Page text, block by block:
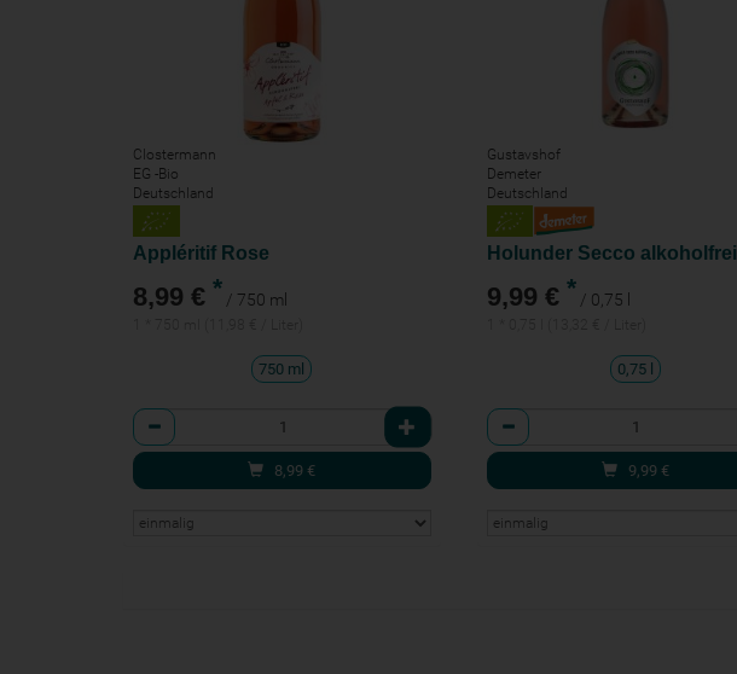
Clostermann
EG -Bio
Deutschland
Appléritif Rose
8,99 € * / 750 ml
750 ml
Anzahl
8,99 €
Gustavshof
Demeter
Deutschland
Holunder Secco alkoholfrei
9,99 € * / 0,75 l
0,75 l
Anzahl
9,99 €